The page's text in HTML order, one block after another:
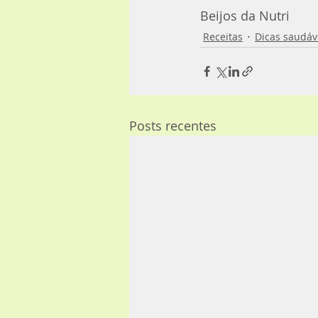
Beijos da Nutri
Receitas Dicas
Posts recentes